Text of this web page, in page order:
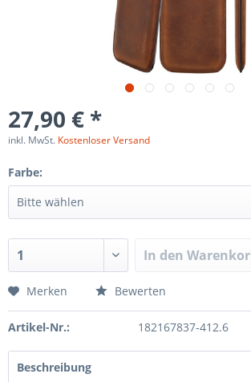
27,90 € *
inkl. MwSt. Kostenloser Versand
Farbe:
In den
Merken Bewerten
Artikel-Nr.: 182167837-412.6
Beschreibung